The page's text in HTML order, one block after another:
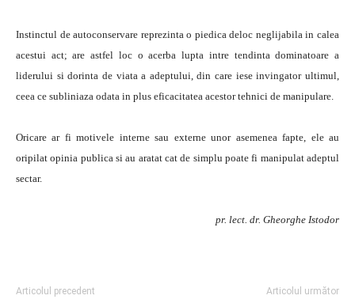
Instinctul de autoconservare reprezinta o piedica deloc neglijabila in calea
acestui act; are astfel loc o acerba lupta intre tendinta dominatoare a
liderului si dorinta de viata a adeptului, din care iese invingator ultimul,
ceea ce subliniaza odata in plus eficacitatea acestor tehnici de manipulare.
Oricare ar fi motivele interne sau externe unor asemenea fapte, ele au
oripilat opinia publica si au aratat cat de simplu poate fi manipulat adeptul
sectar.
pr. lect. dr. Gheorghe Istodor
Articolul precedent Articolul următor